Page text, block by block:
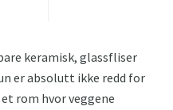
keramisk, glassfliser
er absolutt ikke redd for
rom hvor veggene